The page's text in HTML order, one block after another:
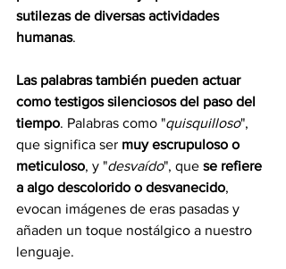
sutilezas de diversas actividades
humanas.
Las palabras también pueden actuar
como testigos silenciosos del paso del
tiempo. Palabras como "quisquilloso",
que significa ser muy escrupuloso o
meticuloso, y "desvaído", que se refiere
a algo descolorido o desvanecido,
evocan imágenes de eras pasadas y
añaden un toque nostálgico a nuestro
lenguaje.